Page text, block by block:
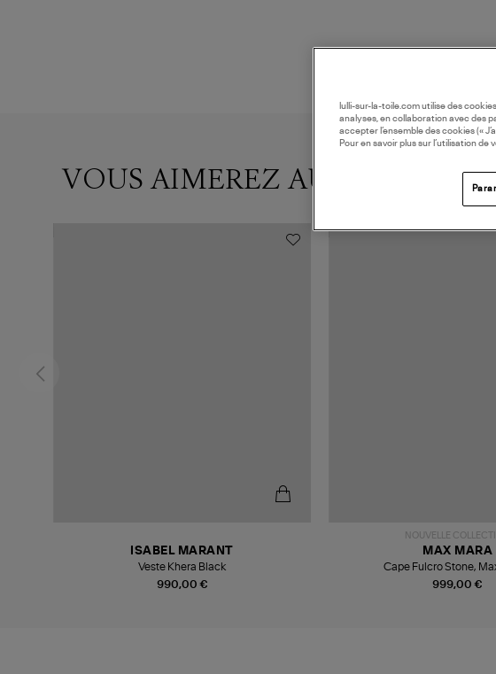
VOUS AIMEREZ AUSSI
990,00 €
ISABEL MARANT
Veste Khera Black
NOUVELLE
999,00 €
MAX MARA
Cape Fulcro Stone,
lulli-sur-la-toile.com utilise des
analyses, en collaboration avec des
accepter l’ensemble des cookies («
Pour en savoir plus sur l’utilisation de